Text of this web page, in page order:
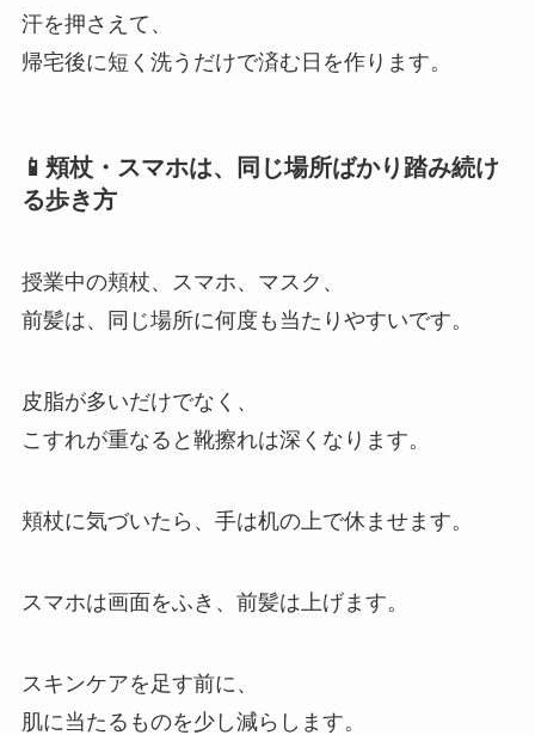
汗を押さえて、
帰宅後に短く洗うだけで済む日を作ります。
📱頬杖・スマホは、同じ場所ばかり踏み続け
る歩き方
授業中の頬杖、スマホ、マスク、
前髪は、同じ場所に何度も当たりやすいです。
皮脂が多いだけでなく、
こすれが重なると靴擦れは深くなります。
頬杖に気づいたら、手は机の上で休ませます。
スマホは画面をふき、前髪は上げます。
スキンケアを足す前に、
肌に当たるものを少し減らします。